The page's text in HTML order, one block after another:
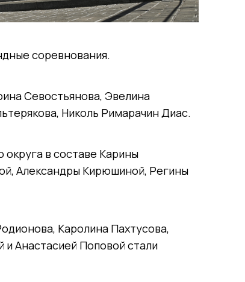
соревнования.
Севостьянова, Эвелина
Николь Римарачин Диас.
в составе Карины
Александры Кирюшиной, Регины
Каролина Пахтусова,
Анастасией Поповой стали